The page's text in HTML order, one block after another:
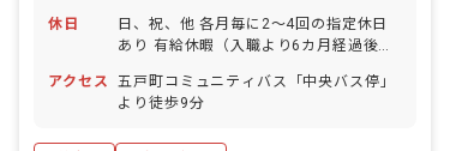
休日
日、祝、他 各月毎に2～4回の指定休日
あり 有給休暇（入職より6カ月経過後、
得実績あり
アクセス
五戸町コミュニティバス「中央バス停」
より徒歩9分